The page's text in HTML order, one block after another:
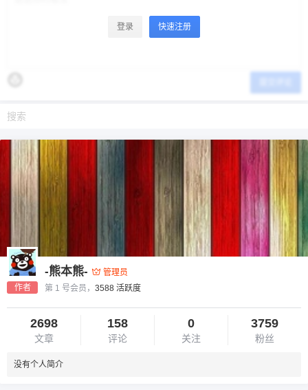
登录 快速注册
作者
-熊本熊-
管理员
第 1 号会员， 3588 活跃度
2698
文章
158
评论
0
关注
3759
粉丝
没有个人简介